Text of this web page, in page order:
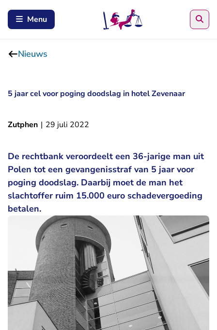
Menu
Nieuws
5 jaar cel voor poging doodslag in hotel Zevenaar
Zutphen | 29 juli 2022
De rechtbank veroordeelt een 36-jarige man uit
Polen tot een gevangenisstraf van 5 jaar voor
poging doodslag. Daarbij moet de man het
slachtoffer ruim 15.000 euro schadevergoeding
betalen.